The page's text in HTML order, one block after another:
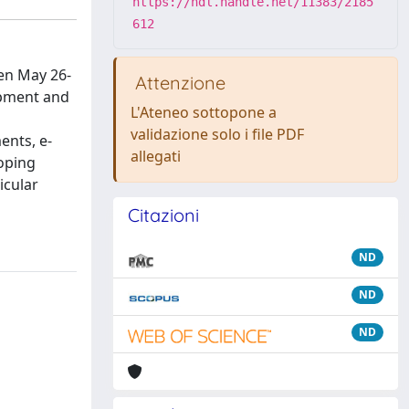
May 26-
and
e-
612
Attenzione
L'Ateneo sottopone a
validazione solo i file PDF
allegati
Citazioni
ND
ND
ND